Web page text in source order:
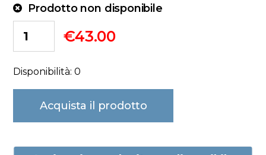
Prodotto non disponibile
€43.00
Disponibilità: 0
Acquista il prodotto